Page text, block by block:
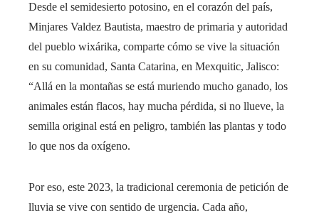
Desde el semidesierto potosino, en el corazón del país,
Minjares Valdez Bautista, maestro de primaria y autoridad
del pueblo wixárika, comparte cómo se vive la situación
en su comunidad, Santa Catarina, en Mexquitic, Jalisco:
“Allá en la montañas se está muriendo mucho ganado, los
animales están flacos, hay mucha pérdida, si no llueve, la
semilla original está en peligro, también las plantas y todo
lo que nos da oxígeno.
Por eso, este 2023, la tradicional ceremonia de petición de
lluvia se vive con sentido de urgencia. Cada año,